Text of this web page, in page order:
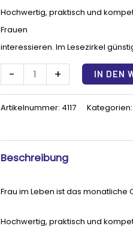
Hochwertig, praktisch und
Frauen
interessieren. Im Lesezirkel
- + IN DEN
Artikelnummer: 4117 Kategorien:
Beschreibung
Frau im Leben ist das monatliche
Hochwertig, praktisch und